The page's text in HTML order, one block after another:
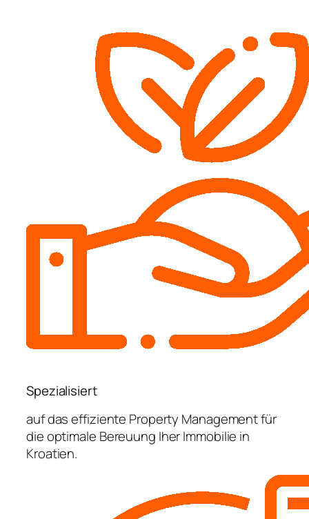
Spezialisiert
auf das effiziente Property Management für
die optimale Bereuung Iher Immobilie in
Kroatien.